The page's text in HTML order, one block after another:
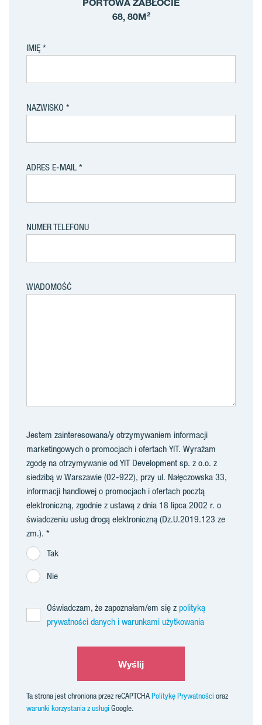
PORTOWA ZABŁOCIE
68, 80M²
IMIĘ
NAZWISKO
ADRES E-MAIL
NUMER TELEFONU
WIADOMOŚĆ
Jestem zainteresowana/y otrzymywaniem informacji
marketingowych o promocjach i ofertach YIT. Wyrażam
zgodę na otrzymywanie od YIT Development sp. z o.o. z
siedzibą w Warszawie (02-922), przy ul. Nałęczowska 33,
informacji handlowej o promocjach i ofertach pocztą
elektroniczną, zgodnie z ustawą z dnia 18 lipca 2002 r. o
świadczeniu usług drogą elektroniczną (Dz.U.2019.123 ze
zm.).
Tak
Nie
Oświadczam, że zapoznałam/em się z polityką
prywatności danych i warunkami użytkowania
Wyślij
Ta strona jest chroniona przez reCAPTCHAPolitykę Prywatności oraz
warunki korzystania z usługi Google.